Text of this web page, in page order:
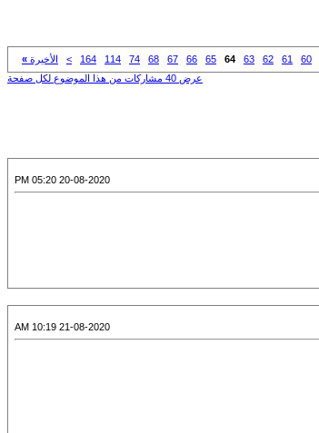
60
61
62
63
64
65
66
67
68
74
114
164
> الأخيرة »
عرض 40 مشاركات من هذا الموضوع لكل صفحة
20-08-2020 05:20 PM
21-08-2020 10:19 AM